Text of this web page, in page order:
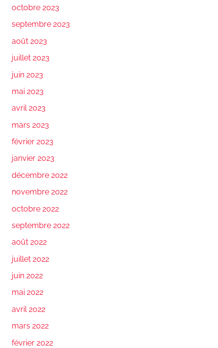
octobre 2023
septembre 2023
août 2023
juillet 2023
juin 2023
mai 2023
avril 2023
mars 2023
février 2023
janvier 2023
décembre 2022
novembre 2022
octobre 2022
septembre 2022
août 2022
juillet 2022
juin 2022
mai 2022
avril 2022
mars 2022
février 2022